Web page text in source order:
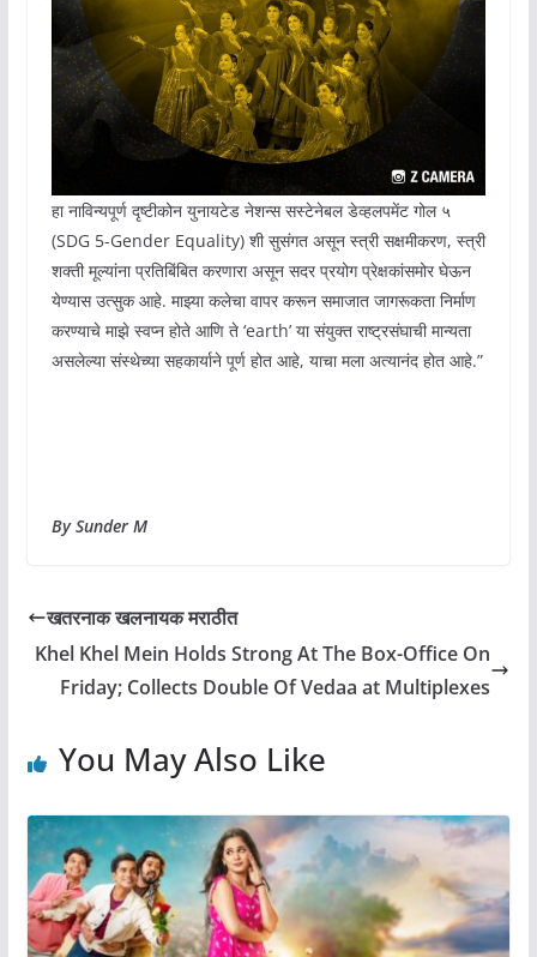
हा नाविन्यपूर्ण दृष्टीकोन युनायटेड नेशन्स सस्टेनेबल डेव्हलपमेंट गोल ५
(SDG 5-Gender Equality) शी सुसंगत असून स्त्री सक्षमीकरण, स्त्री
शक्ती मूल्यांना प्रतिबिंबित करणारा असून सदर प्रयोग प्रेक्षकांसमोर घेऊन
येण्यास उत्सुक आहे. माझ्या कलेचा वापर करून समाजात जागरूकता निर्माण
करण्याचे माझे स्वप्न होते आणि ते ‘earth’ या संयुक्त राष्ट्रसंघाची मान्यता
असलेल्या संस्थेच्या सहकार्याने पूर्ण होत आहे, याचा मला अत्यानंद होत आहे.”
By Sunder M
खतरनाक खलनायक मराठीत
Khel Khel Mein Holds Strong At The Box-Office On
Friday; Collects Double Of Vedaa at Multiplexes
You May Also Like